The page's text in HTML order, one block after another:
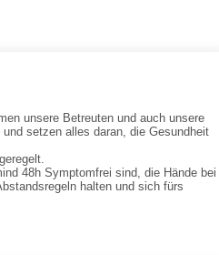
unsere Betreuten und auch unsere
setzen alles daran, die Gesundheit
48h Symptomfrei sind, die Hände bei
halten und sich fürs